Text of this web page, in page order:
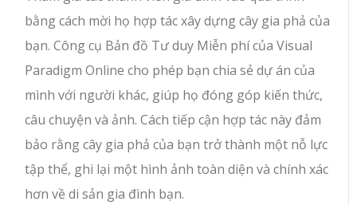
bằng cách mời họ hợp tác xây dựng cây gia phả của
bạn. Công cụ Bản đồ Tư duy Miễn phí của Visual
Paradigm Online cho phép bạn chia sẻ dự án của
mình với người khác, giúp họ đóng góp kiến thức,
câu chuyện và ảnh. Cách tiếp cận hợp tác này đảm
bảo rằng cây gia phả của bạn trở thành một nỗ lực
tập thể, ghi lại một hình ảnh toàn diện và chính xác
hơn về di sản gia đình bạn.